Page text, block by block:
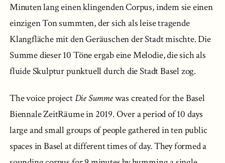
Minuten lang einen klingenden Corpus, indem sie einen
einzigen Ton summten, der sich als leise tragende
Klangfläche mit den Geräuschen der Stadt mischte. Die
Summe dieser 10 Töne ergab eine Melodie, die sich als
fluide Skulptur punktuell durch die Stadt Basel zog.
The voice projectDie Summewas created for the Basel
Biennale ZeitRäume in 2019. Over a period of 10 days
large and small groups of people gathered in ten public
spaces in Basel at different times of day. They formed a